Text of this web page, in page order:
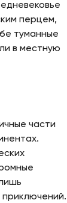
перцем,
туманные
в местную
части